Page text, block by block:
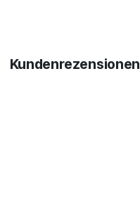
Kundenrezensionen